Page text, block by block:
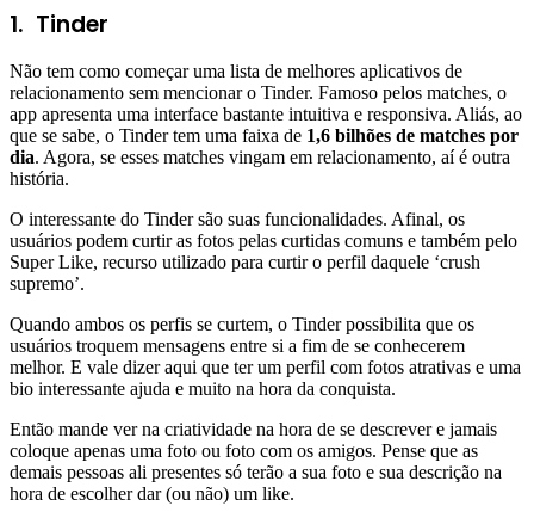
1. Tinder
Não tem como começar uma lista de melhores aplicativos de
relacionamento sem mencionar o Tinder. Famoso pelos matches, o
app apresenta uma interface bastante intuitiva e responsiva. Aliás, ao
que se sabe, o Tinder tem uma faixa de 1,6 bilhões de matches por
dia. Agora, se esses matches vingam em relacionamento, aí é outra
história.
O interessante do Tinder são suas funcionalidades. Afinal, os
usuários podem curtir as fotos pelas curtidas comuns e também pelo
Super Like, recurso utilizado para curtir o perfil daquele ‘crush
supremo’.
Quando ambos os perfis se curtem, o Tinder possibilita que os
usuários troquem mensagens entre si a fim de se conhecerem
melhor. E vale dizer aqui que ter um perfil com fotos atrativas e uma
bio interessante ajuda e muito na hora da conquista.
Então mande ver na criatividade na hora de se descrever e jamais
coloque apenas uma foto ou foto com os amigos. Pense que as
demais pessoas ali presentes só terão a sua foto e sua descrição na
hora de escolher dar (ou não) um like.